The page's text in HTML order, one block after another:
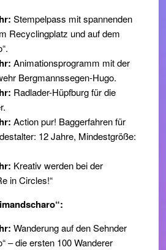
Stempelpass mit spannenden
Recyclingplatz und auf dem
Animationsprogramm mit der
Bergmannssegen-Hugo.
Radlader-Hüpfburg für die
Action pur! Baggerfahren für
12 Jahre, Mindestgröße:
Kreativ werden bei der
in Circles!“
Wanderung auf den Sehnder
– die ersten 100 Wanderer